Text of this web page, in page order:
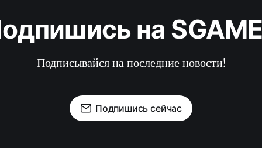
на
Подписывайся на последние новости!
Подпишись сейчас